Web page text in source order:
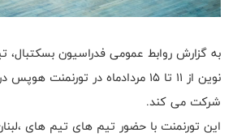
به گزارش روابط عمومی فدراسیون بسکتبال،
نوین از ۱۱ تا ۱۵ مردادماه در
شرکت می کند.
این تورنمنت با حضور تیم های تیم های